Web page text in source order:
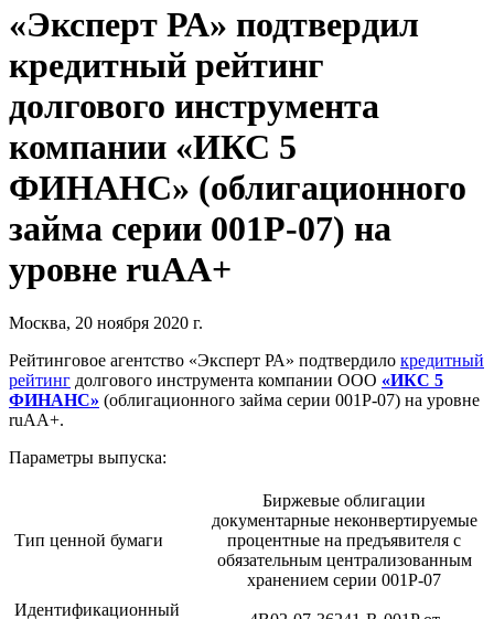
«Эксперт РА» подтвердил
кредитный рейтинг
долгового инструмента
компании «ИКС 5
ФИНАНС» (облигационного
займа серии 001Р-07) на
уровне ruAA+
Москва, 20 ноября 2020 г.
Рейтинговое агентство «Эксперт РА» подтвердило кредитный
рейтинг долгового инструмента компании ООО «ИКС 5
ФИНАНС» (облигационного займа серии 001Р-07) на уровне
ruAA+.
Параметры выпуска:
Тип ценной бумаги
Биржевые облигации
документарные неконвертируемые
процентные на предъявителя с
обязательным централизованным
хранением серии 001P-07
Идентификационный